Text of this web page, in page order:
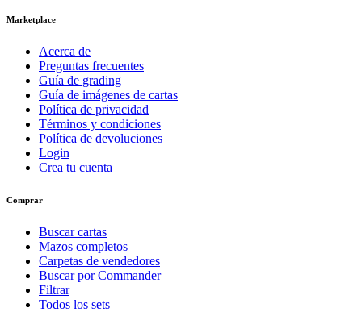
Marketplace
Acerca de
Preguntas frecuentes
Guía de grading
Guía de imágenes de cartas
Política de privacidad
Términos y condiciones
Política de devoluciones
Login
Crea tu cuenta
Comprar
Buscar cartas
Mazos completos
Carpetas de vendedores
Buscar por Commander
Filtrar
Todos los sets